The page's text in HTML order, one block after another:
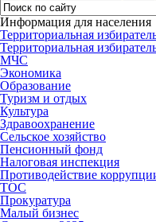
Информация для населения
Территориальная
Территориальная
МЧС
Экономика
Образование
Туризм и отдых
Культура
Здравоохранение
Сельское хозяйство
Пенсионный фонд
Налоговая инспекция
Противодействие
ТОС
Прокуратура
Малый бизнес